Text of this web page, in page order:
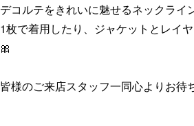
デコルテをきれいに魅せるネックライ
1枚で着用したり、ジャケットとレイ
🎀
皆様のご来店スタッフ一同心よりお待